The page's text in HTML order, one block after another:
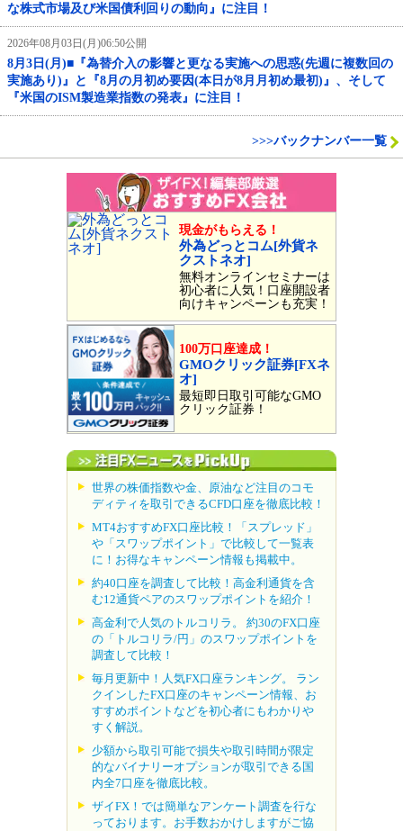
な株式市場及び米国債利回りの動向』に注目！
2026年08月03日(月)06:50公開
8月3日(月)■『為替介入の影響と更なる実施への思惑(先週に複数回の
実施あり)』と『8月の月初め要因(本日が8月月初め最初)』、そして
『米国のISM製造業指数の発表』に注目！
>>>バックナンバー一覧
現金がもらえる！
外為どっとコム[外貨ネ
クストネオ]
無料オンラインセミナーは
初心者に人気！口座開設者
向けキャンペーンも充実！
100万口座達成！
GMOクリック証券[FXネ
オ]
最短即日取引可能なGMO
クリック証券！
世界の株価指数や金、原油など注目のコモ
ディティを取引できるCFD口座を徹底比較！
MT4おすすめFX口座比較！「スプレッド」
や「スワップポイント」で比較して一覧表
に！お得なキャンペーン情報も掲載中。
約40口座を調査して比較！高金利通貨を含
む12通貨ペアのスワップポイントを紹介！
高金利で人気のトルコリラ。 約30のFX口座
の「トルコリラ/円」のスワップポイントを
調査して比較！
毎月更新中！人気FX口座ランキング。 ラン
クインしたFX口座のキャンペーン情報、お
すすめポイントなどを初心者にもわかりや
すく解説。
少額から取引可能で損失や取引時間が限定
的なバイナリーオプションが取引できる国
内全7口座を徹底比較。
ザイFX！では簡単なアンケート調査を行な
っております。お手数おかけしますがご協